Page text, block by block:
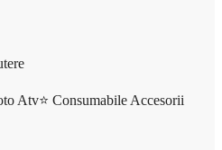
Atv⭐️ Consumabile Accesorii